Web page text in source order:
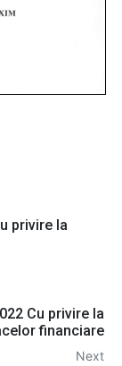
privire la
Cu privire la
financiare
Next